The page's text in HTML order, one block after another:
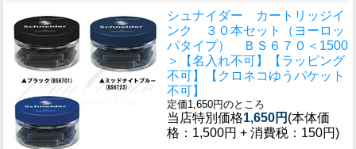
シュナイダー カートリッジイ
ンク ３０本セット（ヨーロッ
パタイプ） ＢＳ６７０＜1500
＞【名入れ不可】【ラッピング
不可】【クロネコゆうパケット
不可】
定価1,650円のところ
当店特別価格1,650円 (本体価
格：1,500円 + 消費税：150円)